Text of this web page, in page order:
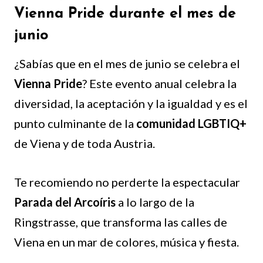
Vienna Pride durante el mes de
junio
¿Sabías que en el mes de junio se celebra el
Vienna Pride? Este evento anual celebra la
diversidad, la aceptación y la igualdad y es el
punto culminante de la comunidad LGBTIQ+
de Viena y de toda Austria.
Te recomiendo no perderte la espectacular
Parada del Arcoíris a lo largo de la
Ringstrasse, que transforma las calles de
Viena en un mar de colores, música y fiesta.